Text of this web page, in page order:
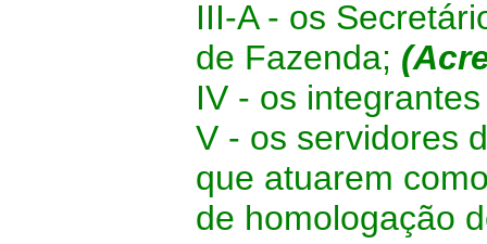
III-A - os
de Fazenda;
IV - os
V - os servidores
que atuarem
de homologação